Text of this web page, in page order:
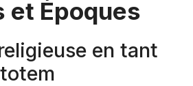
et Époques
en tant